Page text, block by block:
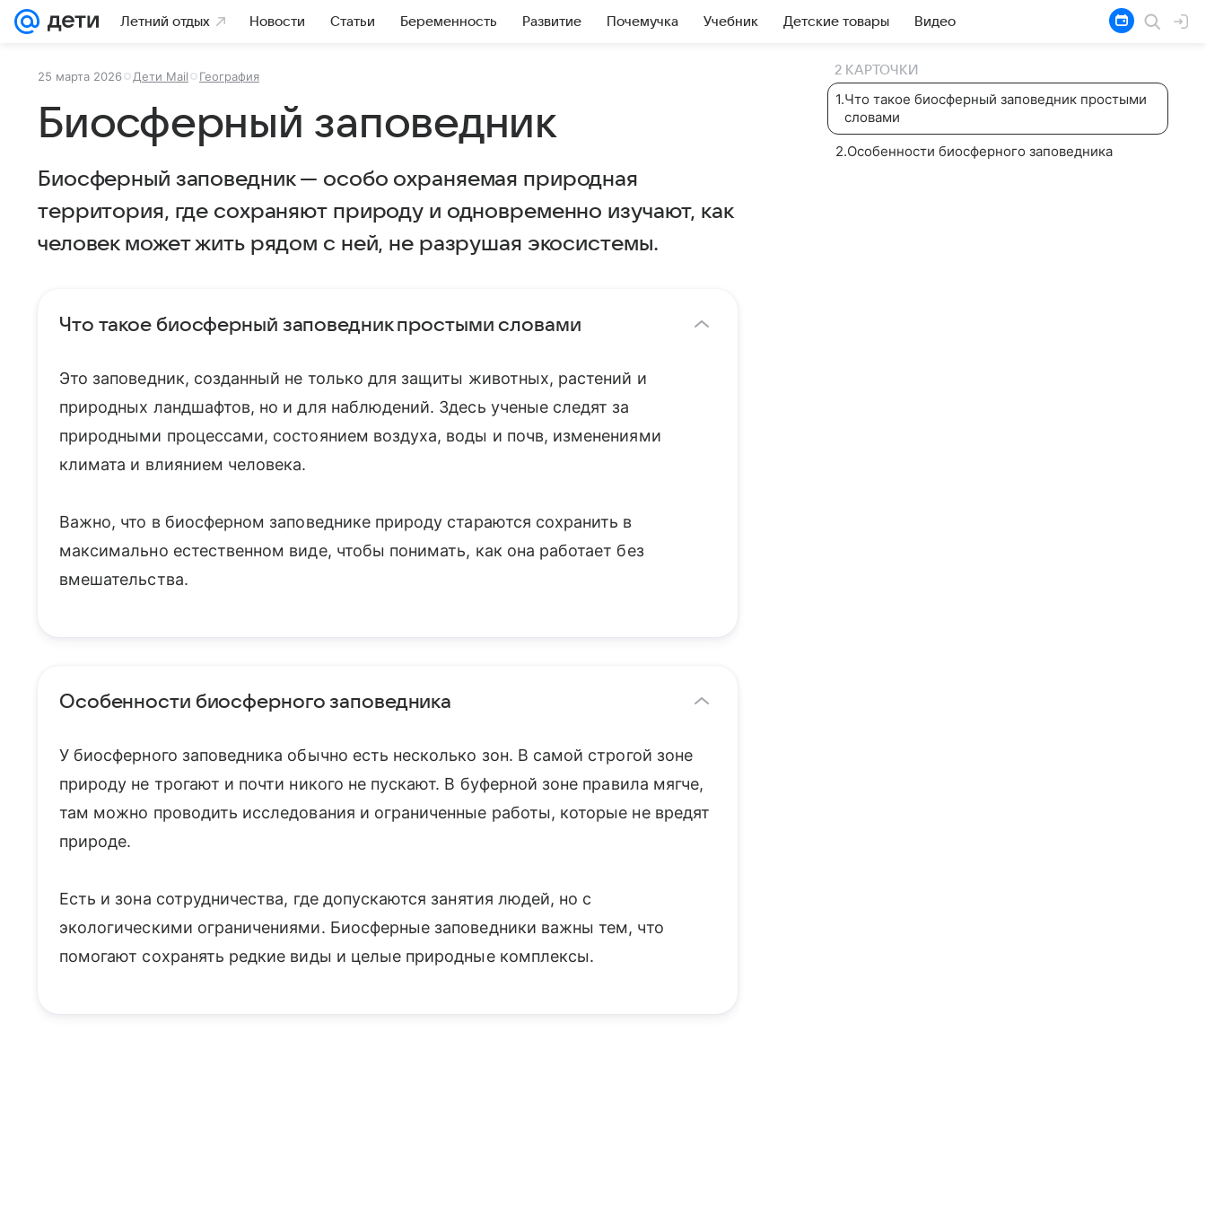
Летний отдых Новости Статьи Беременность Развитие Почемучка Учебник Детские товары Видео
25 марта 2026 Дети Mail География
Биосферный заповедник
Биосферный заповедник — особо охраняемая природная
территория, где сохраняют природу и одновременно изучают, как
человек может жить рядом с ней, не разрушая экосистемы.
Что такое биосферный заповедник простыми словами
Это заповедник, созданный не только для защиты животных, растений и
природных ландшафтов, но и для наблюдений. Здесь ученые следят за
природными процессами, состоянием воздуха, воды и почв, изменениями
климата и влиянием человека.
Важно, что в биосферном заповеднике природу стараются сохранить в
максимально естественном виде, чтобы понимать, как она работает без
вмешательства.
Особенности биосферного заповедника
У биосферного заповедника обычно есть несколько зон. В самой строгой зоне
природу не трогают и почти никого не пускают. В буферной зоне правила мягче,
там можно проводить исследования и ограниченные работы, которые не вредят
природе.
Есть и зона сотрудничества, где допускаются занятия людей, но с
экологическими ограничениями. Биосферные заповедники важны тем, что
помогают сохранять редкие виды и целые природные комплексы.
2 КАРТОЧКИ
1.Что такое биосферный заповедник простыми
словами
2.Особенности биосферного заповедника